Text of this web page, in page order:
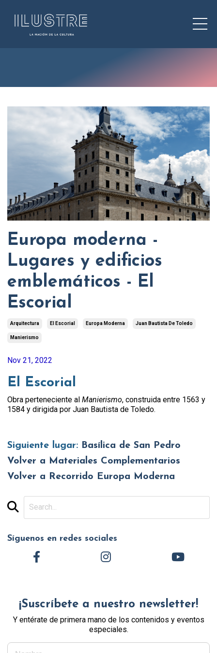
Europa moderna -
Lugares y edificios
emblemáticos - El
Escorial
Arquitectura El Escorial Europa Moderna Juan Bautista De Toledo
Manierismo
Nov 21, 2022
El Escorial
Obra perteneciente al Manierismo, construida entre 1563 y
1584 y dirigida por Juan Bautista de Toledo.
Siguiente lugar: Basílica de San Pedro
Volver a Materiales Complementarios
Volver a Recorrido Europa Moderna
Síguenos en redes sociales
¡Suscríbete a nuestro newsletter!
Y entérate de primera mano de los contenidos y eventos
especiales.